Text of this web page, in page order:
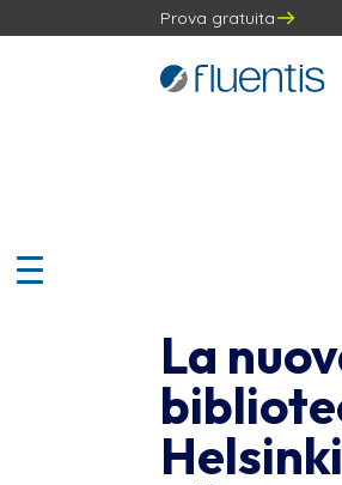
Prova gratuita
La